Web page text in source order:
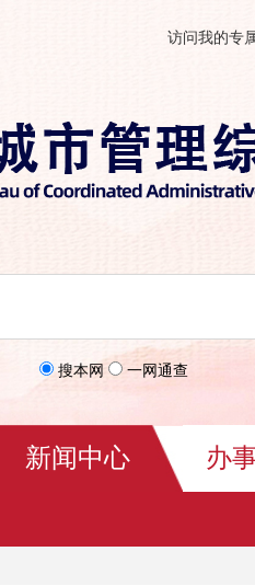
访问我的专
搜本网 一网通查
新闻中心 办